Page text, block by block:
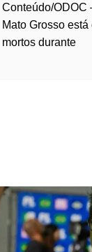
Conteúdo/ODOC
Mato Grosso
mortos durante